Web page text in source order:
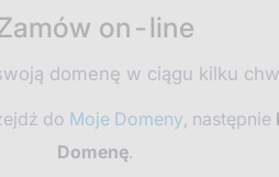
on-line
domenę w ciągu kilku
do Moje Domeny, następnie
Domenę.